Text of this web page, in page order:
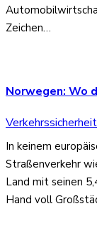
Zeichen…
Norwegen: Wo
Verkehrssicherheit
In keinem
Straßenverkehr
Land mit seinen
Hand voll